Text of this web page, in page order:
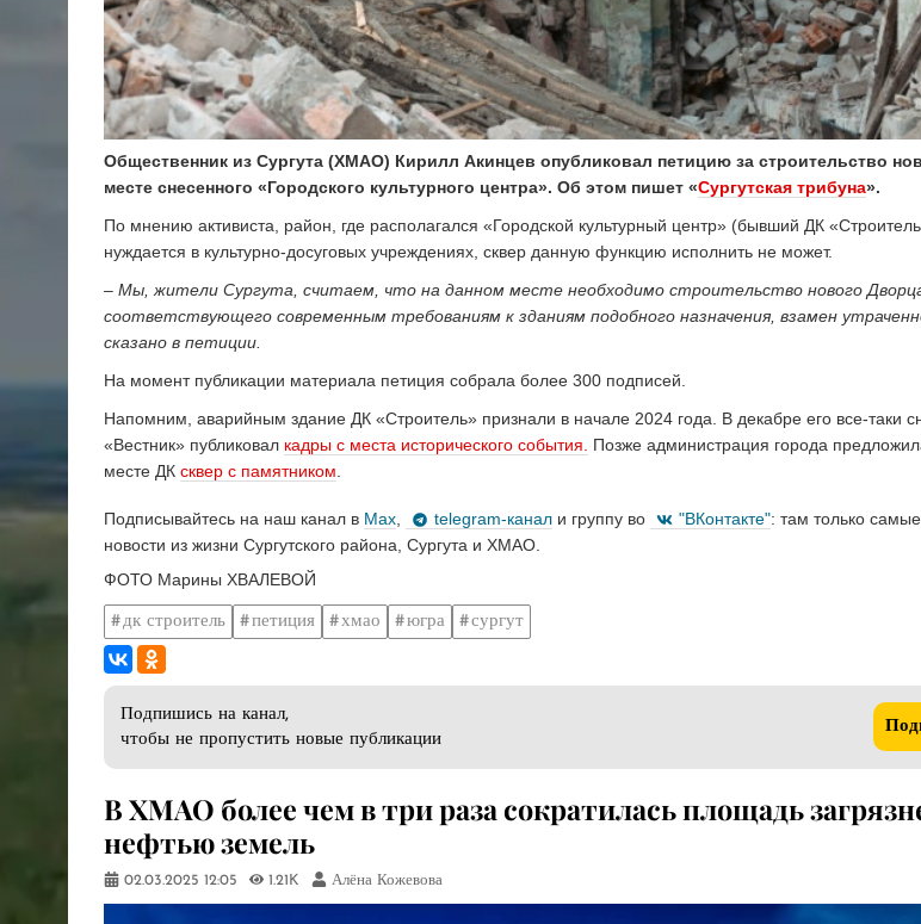
Общественник из Сургута (ХМАО) Кирилл Акинцев опубликовал петицию за строительство
месте снесенного «Городского культурного центра». Об этом пишет «Сургутская трибуна».
По мнению активиста, район, где располагался «Городской культурный центр» (бывший ДК
нуждается в культурно-досуговых учреждениях, сквер данную функцию исполнить не может.
– Мы, жители Сургута, считаем, что на данном месте необходимо строительство нового
соответствующего современным требованиям к зданиям подобного назначения, взамен
сказано в петиции.
На момент публикации материала петиция собрала более 300 подписей.
Напомним, аварийным здание ДК «Строитель» признали в начале 2024 года. В декабре его все-таки
«Вестник» публиковал кадры с места исторического события.
Позже администрация города
месте ДК сквер с памятником
Подписывайтесь на наш канал в Max telegram-канал и группу во "ВКонтакте": там только
новости из жизни Сургутского района, Сургута и ХМАО.
ФОТО Марины ХВАЛЕВОЙ
дк строитель петиция хмао югра сургут
Подпишись на канал,
чтобы не пропустить новые публикации
В ХМАО более чем в три раза сократилась площадь
нефтью земель
02.03.2025 12:05 1.21K Алёна Кожевова